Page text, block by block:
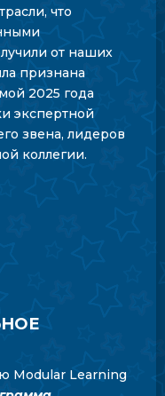
что
от наших
признана
2025 года
экспертной
звена, лидеров
коллегии.
Modular Learning